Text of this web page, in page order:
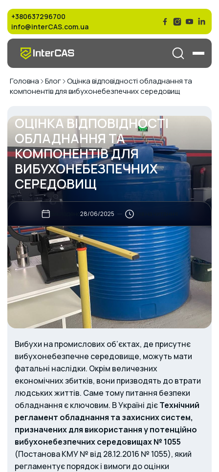
+380637296700
info@interCAS.com.ua
Головна Блог Оцінка відповідності обладнання та
компонентів для вибухонебезпечних середовищ
ОЦІНКА ВІДПОВІДНОСТІ
ОБЛАДНАННЯ ТА
КОМПОНЕНТІВ ДЛЯ
ВИБУХОНЕБЕЗПЕЧНИХ
СЕРЕДОВИЩ
Викладено 28/06/2025
Вибухи на промислових об’єктах, де присутнє
вибухонебезпечне середовище, можуть мати
фатальні наслідки. Окрім величезних
економічних збитків, вони призводять до втрати
людських життів. Саме тому питання безпеки
обладнання є ключовим. В Україні дієТехнічний
регламент обладнання та захисних систем,
призначених для використання у потенційно
вибухонебезпечних середовищах № 1055
(Постанова КМУ № від 28.12.2016 № 1055), який
регламентує порядок і вимоги до оцінки